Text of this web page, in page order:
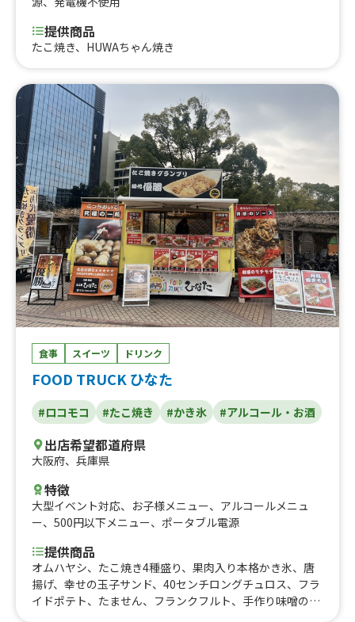
提供商品
たこ焼き、HUWAちゃん焼き
食事 スイーツ ドリンク
FOOD TRUCK ひなた
#ロコモコ #たこ焼き #かき氷 #アルコール・お酒
出店希望都道府県
大阪府、 兵庫県
特徴
大型イベント対応、 お子様メニュー、 アルコールメニュ
ー、 500円以下メニュー、 ポータブル電源
提供商品
オムハヤシ、たこ焼き4種盛り、果肉入り本格かき氷、唐
揚げ、幸せの玉子サンド、40センチロングチュロス、フラ
イドポテト、たません、フランクフルト、手作り味噌の有